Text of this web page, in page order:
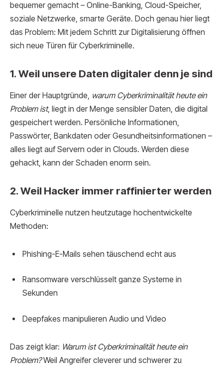
bequemer gemacht – Online-Banking, Cloud-Speicher,
soziale Netzwerke, smarte Geräte. Doch genau hier liegt
das Problem: Mit jedem Schritt zur Digitalisierung öffnen
sich neue Türen für Cyberkriminelle.
1. Weil unsere Daten digitaler denn je sind
Einer der Hauptgründe, warum Cyberkriminalität heute ein
Problem ist, liegt in der Menge sensibler Daten, die digital
gespeichert werden. Persönliche Informationen,
Passwörter, Bankdaten oder Gesundheitsinformationen –
alles liegt auf Servern oder in Clouds. Werden diese
gehackt, kann der Schaden enorm sein.
2. Weil Hacker immer raffinierter werden
Cyberkriminelle nutzen heutzutage hochentwickelte
Methoden:
Phishing-E-Mails sehen täuschend echt aus
Ransomware verschlüsselt ganze Systeme in
Sekunden
Deepfakes manipulieren Audio und Video
Das zeigt klar: Warum ist Cyberkriminalität heute ein
Problem?Weil Angreifer cleverer und schwerer zu